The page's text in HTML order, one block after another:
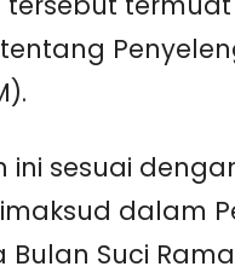
tentang
ini sesuai
dalam
Bulan Suci